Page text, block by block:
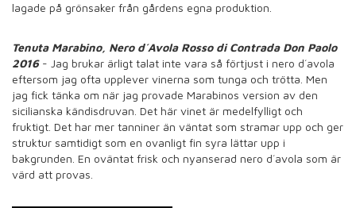
lagade på grönsaker från gårdens egna produktion.
Tenuta Marabino, Nero d´Avola Rosso di Contrada Don Paolo
2016- Jag brukar ärligt talat inte vara så förtjust i nero d´avola
eftersom jag ofta upplever vinerna som tunga och trötta. Men
jag fick tänka om när jag provade Marabinos version av den
sicilianska kändisdruvan. Det här vinet är medelfylligt och
fruktigt. Det har mer tanniner än väntat som stramar upp och ger
struktur samtidigt som en ovanligt fin syra lättar upp i
bakgrunden. En oväntat frisk och nyanserad nero d´avola som är
värd att provas.